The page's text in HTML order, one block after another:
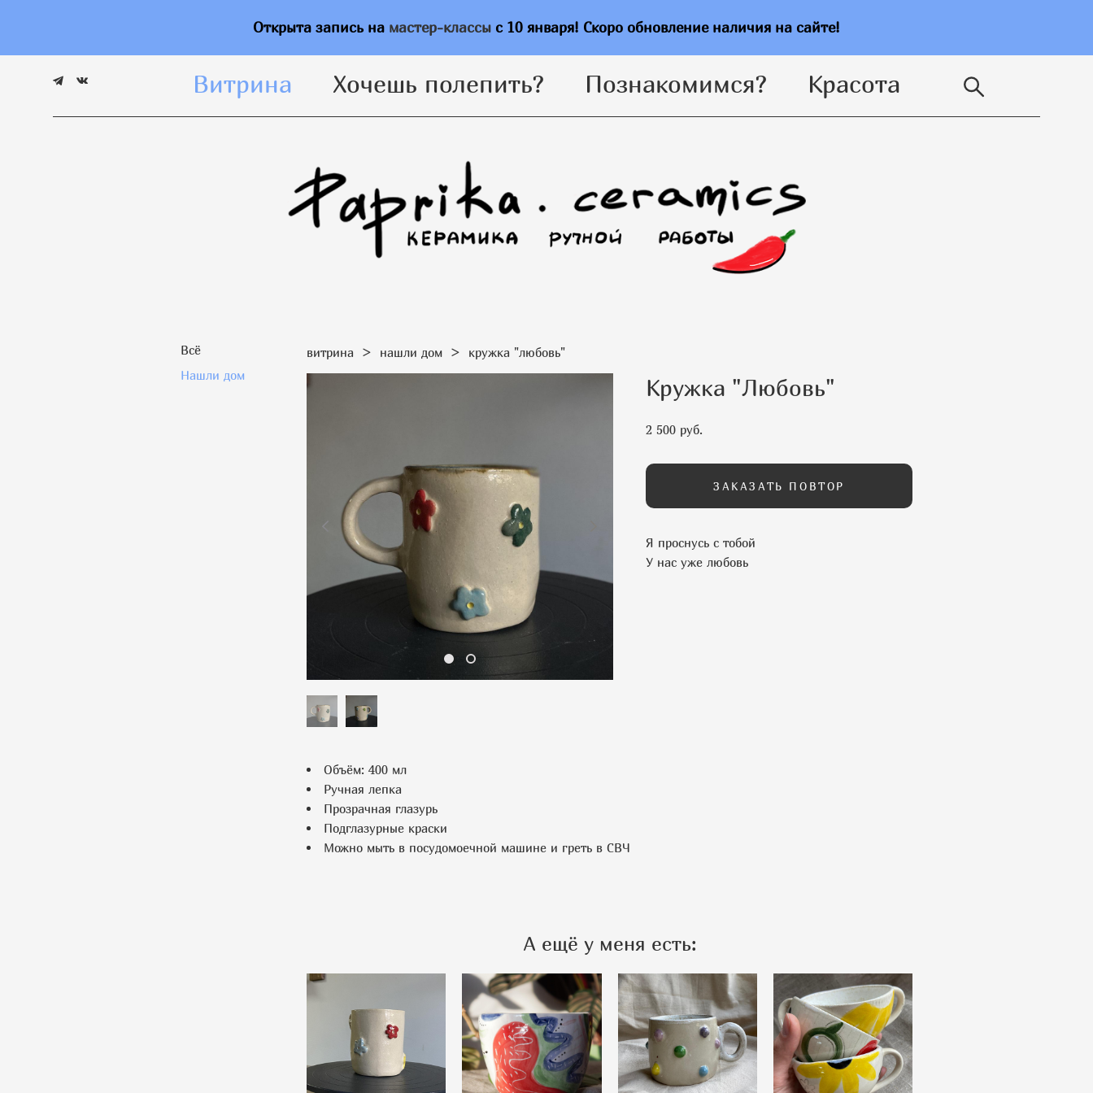
Открыта запись на мастер-классы с 10 января! Скоро обновление наличия на сайте!
Витрина Хочешь полепить? Познакомимся? Красота
Витрина Хочешь полепить? Познакомимся? Красота
Всё
Нашли дом
витрина > нашли дом > кружка "любовь"
Кружка "Любовь"
2 500 pуб.
ЗАКАЗАТЬ ПОВТОР
Я проснусь с тобой
У нас уже любовь
Объём: 400 мл
Ручная лепка
Прозрачная глазурь
Подглазурные краски
Можно мыть в посудомоечной машине и греть в СВЧ
А ещё у меня есть: